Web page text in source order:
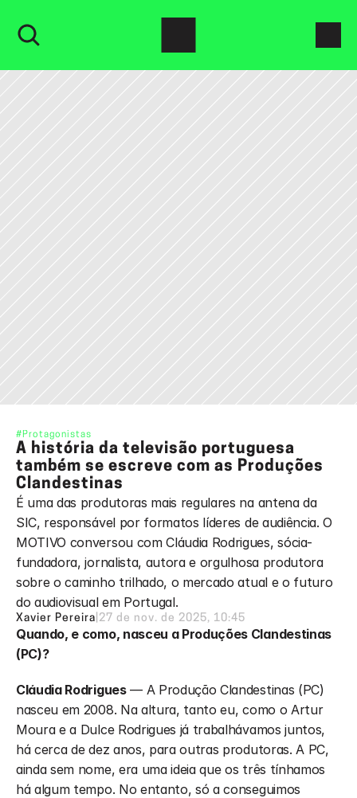
#Protagonistas
A história da televisão portuguesa
também se escreve com as Produções
Clandestinas
É uma das produtoras mais regulares na antena da
SIC, responsável por formatos líderes de audiência. O
MOTIVO conversou com Cláudia Rodrigues, sócia-
fundadora, jornalista, autora e orgulhosa produtora
sobre o caminho trilhado, o mercado atual e o futuro
do audiovisual em Portugal.
Xavier Pereira 27 de nov. de 2025, 10:45
Quando, e como, nasceu a Produções Clandestinas
(PC)?
Cláudia Rodrigues — A Produção Clandestinas (PC)
nasceu em 2008. Na altura, tanto eu, como o Artur
Moura e a Dulce Rodrigues já trabalhávamos juntos,
há cerca de dez anos, para outras produtoras. A PC,
ainda sem nome, era uma ideia que os três tínhamos
há algum tempo. No entanto, só a conseguimos